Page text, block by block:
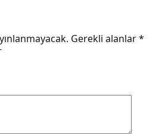
Gerekli alanlar*